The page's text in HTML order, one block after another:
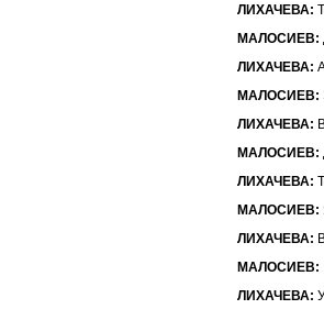
ЛИХАЧЕВА:
МАЛОСИЕВ:
ЛИХАЧЕВА:
МАЛОСИЕВ:
ЛИХАЧЕВА:
МАЛОСИЕВ:
ЛИХАЧЕВА:
МАЛОСИЕВ:
ЛИХАЧЕВА:
МАЛОСИЕВ:
ЛИХАЧЕВА: